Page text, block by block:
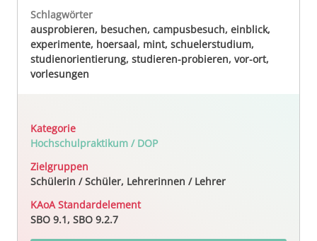
Schlagwörter
ausprobieren, besuchen, campusbesuch, einblick,
experimente, hoersaal, mint, schuelerstudium,
studienorientierung, studieren-probieren, vor-ort,
vorlesungen
Kategorie
Hochschulpraktikum / DOP
Zielgruppen
Schülerin / Schüler, Lehrerinnen / Lehrer
KAoA Standardelement
SBO 9.1, SBO 9.2.7